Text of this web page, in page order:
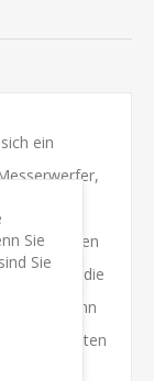
ein
diese
stehen den
wie die
Denn
die meisten
Sie
Sie